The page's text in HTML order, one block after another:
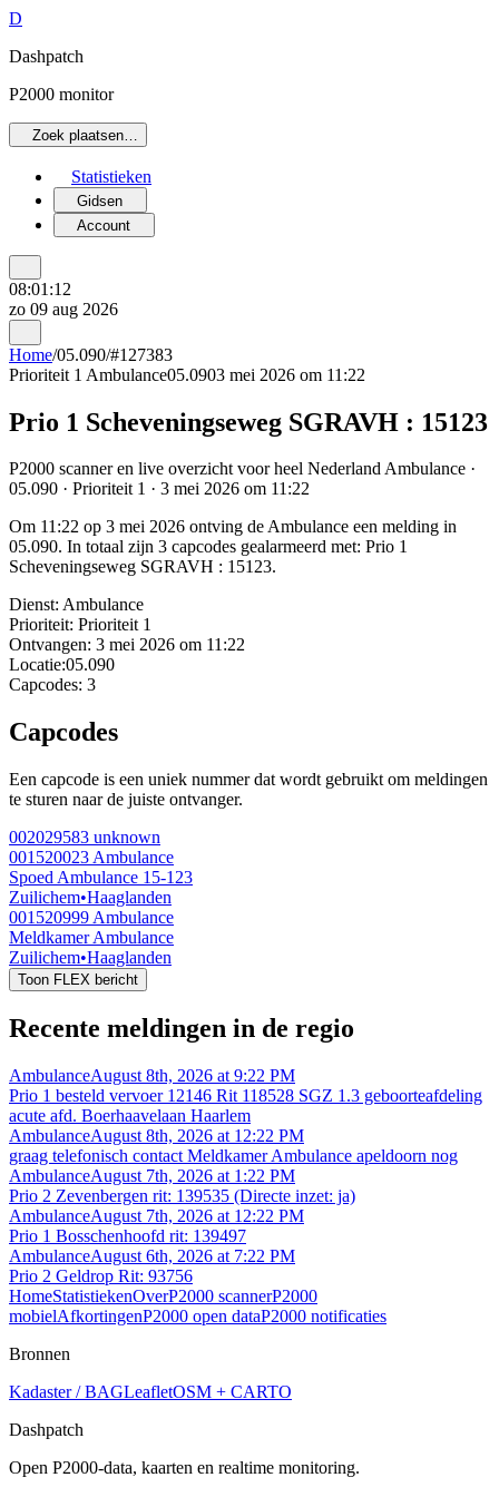
D
Dashpatch
P2000 monitor
Zoek plaatsen…
Statistieken
Gidsen
Account
08:01:12
zo 09 aug 2026
Home/05.090/#127383
Prioriteit 1 Ambulance05.0903 mei 2026 om 11:22
Prio 1 Scheveningseweg SGRAVH : 15123
P2000 scanner en live overzicht voor heel Nederland Ambulance ·
05.090 · Prioriteit 1 · 3 mei 2026 om 11:22
Om 11:22 op 3 mei 2026 ontving de Ambulance een melding in
05.090. In totaal zijn 3 capcodes gealarmeerd met: Prio 1
Scheveningseweg SGRAVH : 15123.
Dienst: Ambulance
Prioriteit: Prioriteit 1
Ontvangen: 3 mei 2026 om 11:22
Locatie:05.090
Capcodes: 3
Capcodes
Een capcode is een uniek nummer dat wordt gebruikt om meldingen
te sturen naar de juiste ontvanger.
002029583 unknown
001520023 Ambulance
Spoed Ambulance 15-123
Zuilichem•Haaglanden
001520999 Ambulance
Meldkamer Ambulance
Zuilichem•Haaglanden
Toon FLEX bericht
Recente meldingen in de regio
AmbulanceAugust 8th, 2026 at 9:22 PM
Prio 1 besteld vervoer 12146 Rit 118528 SGZ 1.3 geboorteafdeling
acute afd. Boerhaavelaan Haarlem
AmbulanceAugust 8th, 2026 at 12:22 PM
graag telefonisch contact Meldkamer Ambulance apeldoorn nog
AmbulanceAugust 7th, 2026 at 1:22 PM
Prio 2 Zevenbergen rit: 139535 (Directe inzet: ja)
AmbulanceAugust 7th, 2026 at 12:22 PM
Prio 1 Bosschenhoofd rit: 139497
AmbulanceAugust 6th, 2026 at 7:22 PM
Prio 2 Geldrop Rit: 93756
HomeStatistiekenOverP2000 scannerP2000
mobielAfkortingenP2000 open dataP2000 notificaties
Bronnen
Kadaster / BAGLeafletOSM + CARTO
Dashpatch
Open P2000-data, kaarten en realtime monitoring.